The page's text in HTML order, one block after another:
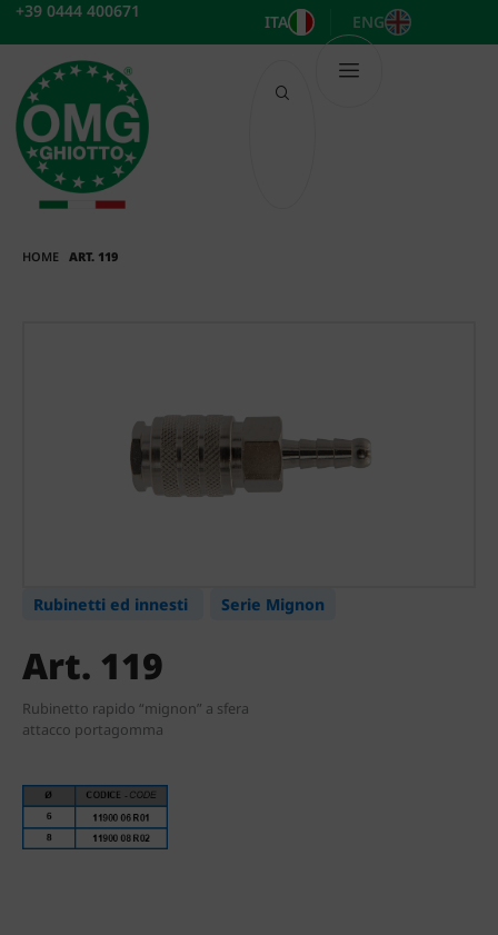
Vai
contenuto
+39 0444 400671
ITA ENG
HOME ART. 119
Rubinetti ed innesti Serie Mignon
Art. 119
Rubinetto rapido “mignon” a sfera
attacco portagomma